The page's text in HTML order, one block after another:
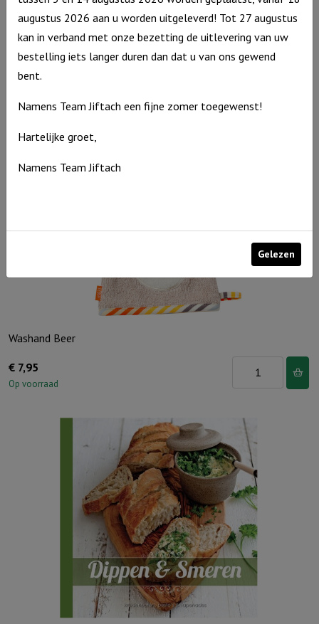
Notitieboekje: Eagles wings
3,94
Washand Beer
€ 7,95
Op voorraad
Washand
augustus 2026 aan u worden uitgeleverd! Tot 27 augustus
kan in verband met onze bezetting de uitlevering van uw
bestelling iets langer duren dan dat u van ons gewend
bent.
Namens Team Jiftach een fijne zomer toegewenst!
Hartelijke groet,
Namens Team Jiftach
Gelezen